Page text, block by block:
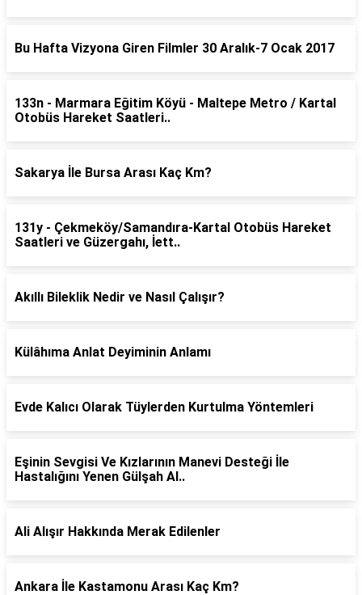
Bu Hafta Vizyona Giren Filmler 30 Aralık-7 Ocak 2017
133n - Marmara Eğitim Köyü - Maltepe Metro / Kartal
Otobüs Hareket Saatleri..
Sakarya İle Bursa Arası Kaç Km?
131y - Çekmeköy/Samandıra-Kartal Otobüs Hareket
Saatleri ve Güzergahı, İett..
Akıllı Bileklik Nedir ve Nasıl Çalışır?
Külâhıma Anlat Deyiminin Anlamı
Evde Kalıcı Olarak Tüylerden Kurtulma Yöntemleri
Eşinin Sevgisi Ve Kızlarının Manevi Desteği İle
Hastalığını Yenen Gülşah Al..
Ali Alışır Hakkında Merak Edilenler
Ankara İle Kastamonu Arası Kaç Km?